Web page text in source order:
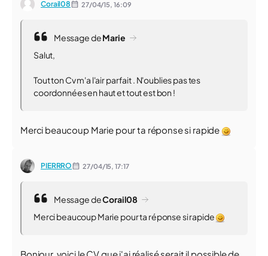
Corail08 27/04/15, 16:09
Message deMarie
Salut,
Tout ton Cv m'a l'air parfait . N'oublies pas tes
coordonnées en haut et tout est bon !
Merci beaucoup Marie pour ta réponse si rapide
PIERRRO 27/04/15,17:17
Message deCorail08
Merci beaucoup Marie pour ta réponse si rapide